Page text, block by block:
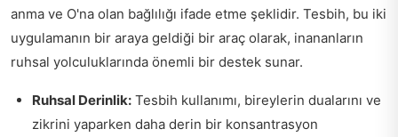
anma ve O'na olan bağlılığı ifade etme şeklidir. Tesbih, bu iki
uygulamanın bir araya geldiği bir araç olarak, inananların
ruhsal yolculuklarında önemli bir destek sunar.
Ruhsal Derinlik: Tesbih kullanımı, bireylerin dualarını ve
zikrini yaparken daha derin bir konsantrasyon